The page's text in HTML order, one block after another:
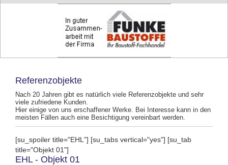
Referenzobjekte
Nach 20 Jahren gibt es natürlich viele Referenzobjekte und sehr
viele zufriedene Kunden.
Hier einige von uns erschaffener Werke. Bei Interesse kann in den
meisten Fällen auch eine Besichtigung vereinbart werden.
[su_spoiler title="EHL"] [su_tabs vertical="yes"] [su_tab
title="Objekt 01"]
EHL - Objekt 01